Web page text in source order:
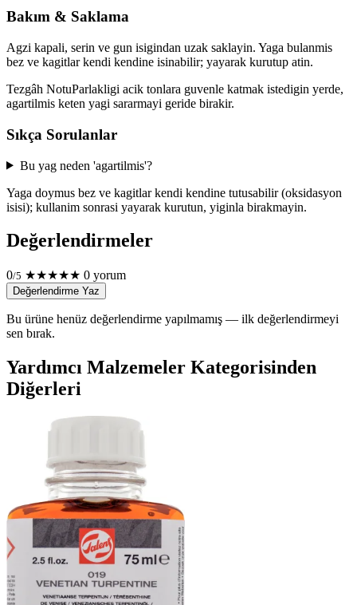
Bakım & Saklama
Agzi kapali, serin ve gun isigindan uzak saklayin. Yaga bulanmis
bez ve kagitlar kendi kendine isinabilir; yayarak kurutup atin.
Tezgâh NotuParlakligi acik tonlara guvenle katmak istedigin yerde,
agartilmis keten yagi sararmayi geride birakir.
Sıkça Sorulanlar
Bu yag neden 'agartilmis'?
Yaga doymus bez ve kagitlar kendi kendine tutusabilir (oksidasyon
isisi); kullanim sonrasi yayarak kurutun, yiginla birakmayin.
Değerlendirmeler
0/5 ★★★★★ 0 yorum
Değerlendirme Yaz
Bu ürüne henüz değerlendirme yapılmamış — ilk değerlendirmeyi
sen bırak.
Yardımcı Malzemeler Kategorisinden
Diğerleri